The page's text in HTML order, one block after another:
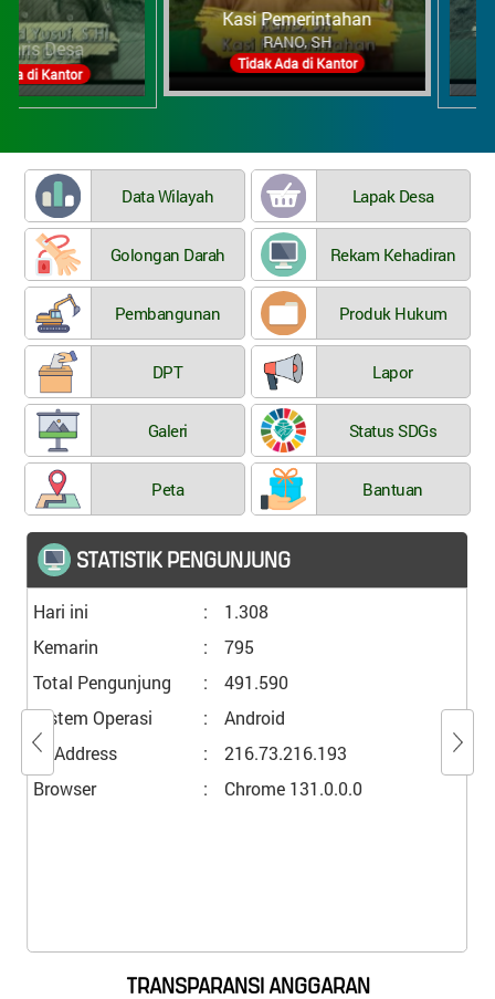
Desa
Kantor
Kasi Pemerintahan
RANO, SH
Tidak Ada di Kantor
Data Wilayah Lapak Desa
Golongan Darah Rekam Kehadiran
Pembangunan Produk Hukum
DPT Lapor
Galeri Status SDGs
Peta Bantuan
STATISTIK PENGUNJUNG
Hari ini :
1.308
Kemarin
:
795
Total Pengunjung
:
491.590
Sistem Operasi
:
Android
IP Address
:
216.73.216.193
Browser
: Chrome 131.0.0.0
TRANSPARANSI ANGGARAN